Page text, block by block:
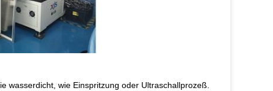
wasserdicht, wie Einspritzung oder Ultraschallprozeß.